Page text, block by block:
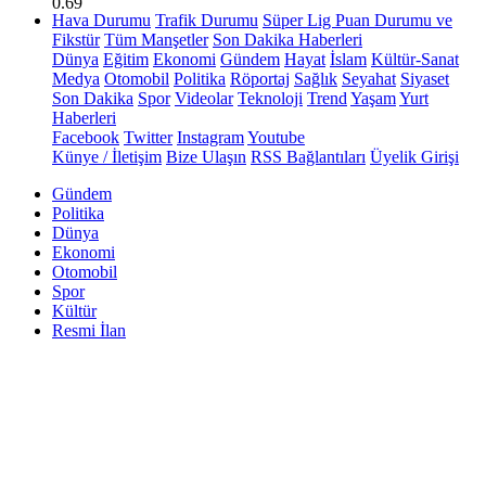
Hava Durumu Trafik Durumu Süper Lig Puan Durumu ve
Fikstür Tüm Manşetler Son Dakika Haberleri
Dünya Eğitim Ekonomi Gündem Hayat İslam Kültür-Sanat
Medya Otomobil Politika Röportaj Sağlık Seyahat Siyaset
Son Dakika Spor Videolar Teknoloji Trend YaşamYurt
Haberleri
Facebook Twitter InstagramYoutube
Künye / İletişim Bize Ulaşın RSS Bağlantıları Üyelik Girişi
Gündem
Politika
Dünya
Ekonomi
Otomobil
Spor
Kültür
Resmi İlan